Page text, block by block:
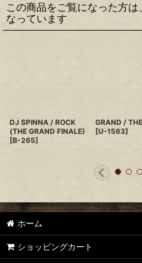
この商品をご覧になった方
なっています
DJ SPINNA / ROCK
(THE GRAND FINALE)
[B-265]
GRAND /
[U-1563]
ホーム
ショッピングカート